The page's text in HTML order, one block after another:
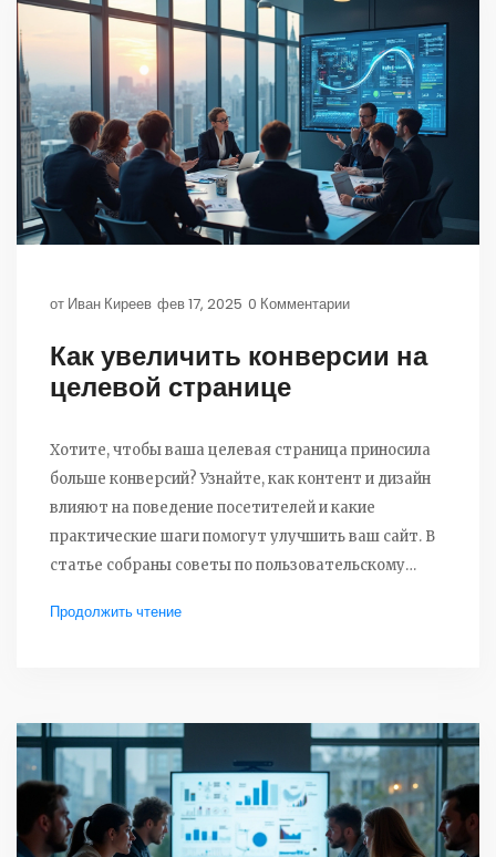
от Иван Киреев фев 17, 2025 0 Комментарии
Как увеличить конверсии на
целевой странице
Хотите, чтобы ваша целевая страница приносила
больше конверсий? Узнайте, как контент и дизайн
влияют на поведение посетителей и какие
практические шаги помогут улучшить ваш сайт. В
статье собраны советы по пользовательскому
конверсия выросла. Чем эффективнее целевая
Продолжить чтение